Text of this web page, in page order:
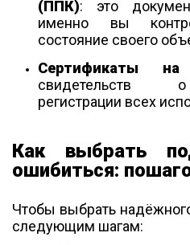
(ППК): это
именно вы
состояние своего
Сертификаты на
свидетельств о
регистрации всех
Как выбрать
ошибиться:
Чтобы выбрать
следующим шагам: